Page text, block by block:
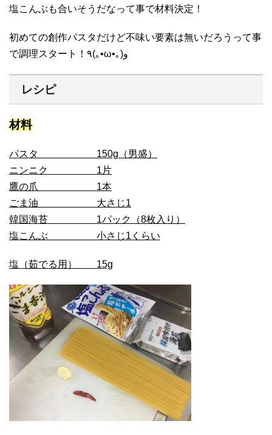
塩こんぶも合いそうだなって事で材料決定！
初めての創作パスタだけど不味い要素は無いだろうって事
で調理スタート！٩(｡•ω•｡)و
レシピ
材料
パスタ 150g（男盛）
ニンニク 1片
鷹の爪 1本
ごま油 大さじ1
韓国海苔 1パック（8枚入り）
塩こんぶ 小さじ1くらい
塩（茹でる用） 15g